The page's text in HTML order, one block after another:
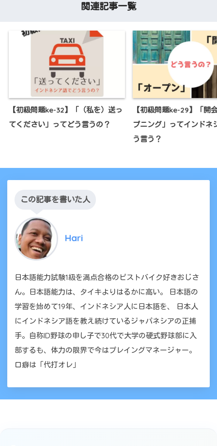
関連記事一覧
【初級問題ke-32】「（私を）送っ
てください」ってどう言うの？
【初級問題ke-29】「開
プニング」ってインドネ
う言う？
この記事を書いた人
Hari
日本語能力試験1級を満点合格のピストバイク好きおじさ
ん。日本語能力は、タイキよりはるかに高い。 日本語の
学習を始めて19年、インドネシア人に日本語を、 日本人
にインドネシア語を教え続けているジャパネシアの正捕
手。自称ID野球の申し子で30代で大学の硬式野球部に入
部するも、体力の限界で今はプレイングマネージャー。
口癖は「代打オレ」